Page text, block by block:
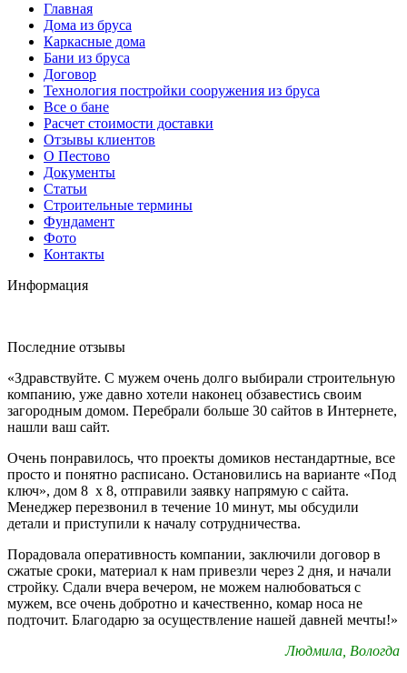
Главная
Дома из бруса
Каркасные дома
Бани из бруса
Договор
Технология постройки сооружения из бруса
Все о бане
Расчет стоимости доставки
Отзывы клиентов
О Пестово
Документы
Статьи
Строительные термины
Фундамент
Фото
Контакты
Информация
Последние отзывы
«Здравствуйте. С мужем очень долго выбирали строительную
компанию, уже давно хотели наконец обзавестись своим
загородным домом. Перебрали больше 30 сайтов в Интернете,
нашли ваш сайт.
Очень понравилось, что проекты домиков нестандартные, все
просто и понятно расписано. Остановились на варианте «Под
ключ», дом 8 х 8, отправили заявку напрямую с сайта.
Менеджер перезвонил в течение 10 минут, мы обсудили
детали и приступили к началу сотрудничества.
Порадовала оперативность компании, заключили договор в
сжатые сроки, материал к нам привезли через 2 дня, и начали
стройку. Сдали вчера вечером, не можем налюбоваться с
мужем, все очень добротно и качественно, комар носа не
подточит. Благодарю за осуществление нашей давней мечты!»
Людмила, Вологда